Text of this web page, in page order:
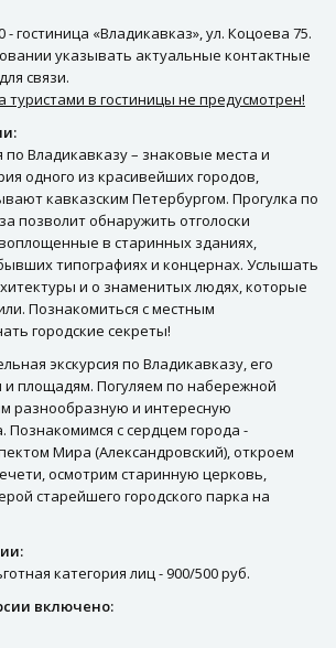
- гостиница «Владикавказ», ул. Коцоева 75.
указывать актуальные контактные
связи.
туристами в гостиницы не предусмотрен!
по Владикавказу – знаковые места и
одного из красивейших городов,
кавказским Петербургом. Прогулка по
позволит обнаружить отголоски
в старинных зданиях,
типографиях и концернах. Услышать
и о знаменитых людях, которые
Познакомиться с местным
городские секреты!
экскурсия по Владикавказу, его
площадям. Погуляем по набережной
разнообразную и интересную
Познакомимся с сердцем города -
Мира (Александровский), откроем
осмотрим старинную церковь,
старейшего городского парка на
категория лиц - 900/500 руб.
включено: